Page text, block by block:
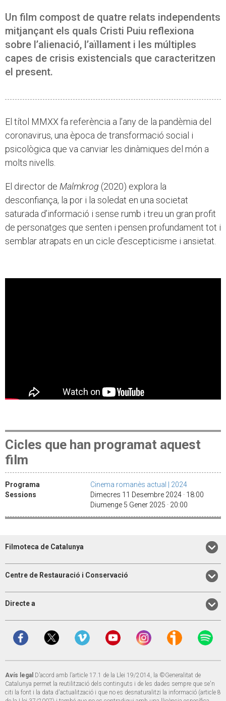
Un film compost de quatre relats independents
mitjançant els quals Cristi Puiu reflexiona
sobre l’alienació, l’aïllament i les múltiples
capes de crisis existencials que caracteritzen
el present.
El títol MMXX fa referència a l’any de la pandèmia del
coronavirus, una època de transformació social i
psicològica que va canviar les dinàmiques del món a
molts nivells.
El director de Malmkrog (2020) explora la
desconfiança, la por i la soledat en una societat
saturada d’informació i sense rumb i treu un gran profit
de personatges que senten i pensen profundament tot i
semblar atrapats en un cicle d’escepticisme i ansietat.
Cicles que han programat aquest
film
Programa
Cinema romanès actual | 2024
Sessions
Dimecres 11 Desembre 2024 · 18:00
Diumenge 5 Gener 2025 · 20:00
Filmoteca de Catalunya
Centre de Restauració i Conservació
Directe a
Avís legal D’acord amb l’article 17.1 de la Llei 19/2014, la ©Generalitat de
Catalunya permet la reutilització dels continguts i de les dades sempre que se'n
citi la font i la data d'actualització i que no es desnaturalitzi la informació (article 8